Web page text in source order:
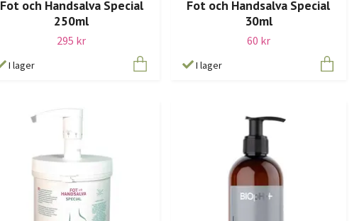
Fot och Handsalva Special
250ml
295 kr
I lager
Fot och Handsalva Special
30ml
60 kr
I lager